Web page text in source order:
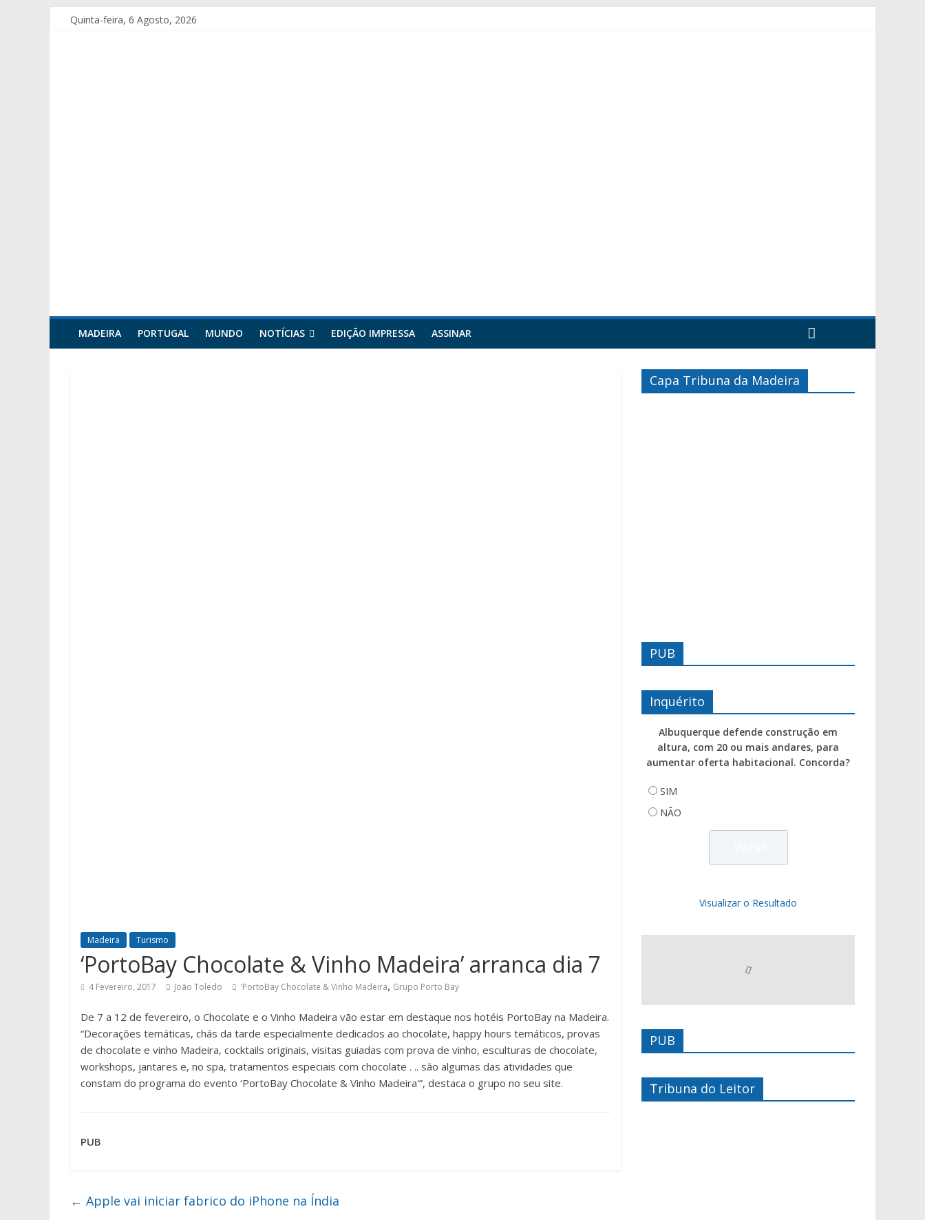
Quinta-feira, 6 Agosto, 2026
MADEIRA PORTUGAL MUNDO NOTÍCIAS EDIÇÃO IMPRESSA ASSINAR
Madeira Turismo
‘PortoBay Chocolate & Vinho Madeira’ arranca dia 7
4 Fevereiro, 2017 João Toledo 'PortoBay Chocolate & Vinho Madeira, Grupo Porto Bay
De 7 a 12 de fevereiro, o Chocolate e o Vinho Madeira vão estar em destaque nos hotéis PortoBay na Madeira.
“Decorações temáticas, chás da tarde especialmente dedicados ao chocolate, happy hours temáticos, provas
de chocolate e vinho Madeira, cocktails originais, visitas guiadas com prova de vinho, esculturas de chocolate,
workshops, jantares e, no spa, tratamentos especiais com chocolate . .. são algumas das atividades que
constam do programa do evento ‘PortoBay Chocolate & Vinho Madeira'”, destaca o grupo no seu site.
PUB
← Apple vai iniciar fabrico do iPhone na Índia
Capa Tribuna da Madeira
PUB
Inquérito
Albuquerque defende construção em
altura, com 20 ou mais andares, para
aumentar oferta habitacional. Concorda?
SIM
NÃO
Visualizar o Resultado
PUB
Tribuna do Leitor